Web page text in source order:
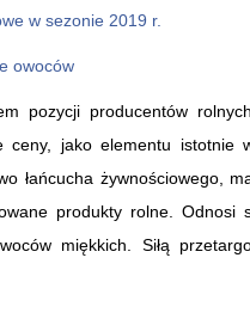
w sezonie 2019 r.
owoców
pozycji producentów
jako elementu istotnie
łańcucha żywnościowego,
produkty rolne. Odnosi
miękkich. Siłą